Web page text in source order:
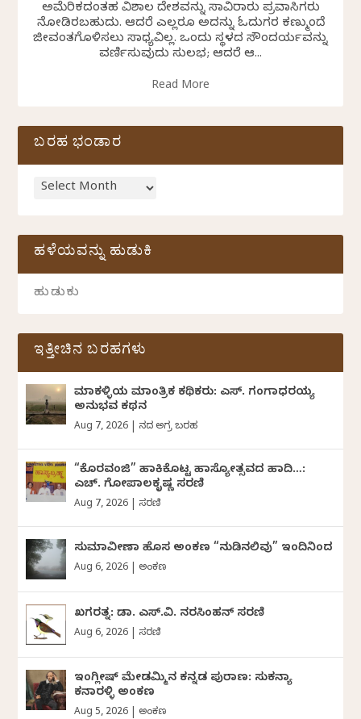
ಅಮೆರಿಕದಂತಹ ವಿಶಾಲ ದೇಶವನ್ನು ಸಾವಿರಾರು ಪ್ರವಾಸಿಗರು
ನೋಡಿರಬಹುದು. ಆದರೆ ಎಲ್ಲರೂ ಅದನ್ನು ಓದುಗರ ಕಣ್ಮುಂದೆ
ಜೀವಂತಗೊಳಿಸಲು ಸಾಧ್ಯವಿಲ್ಲ. ಒಂದು ಸ್ಥಳದ ಸೌಂದರ್ಯವನ್ನು
ವರ್ಣಿಸುವುದು ಸುಲಭ; ಆದರೆ ಆ...
Read More
ಬರಹ ಭಂಡಾರ
ಹಳೆಯವನ್ನು ಹುಡುಕಿ
ಇತ್ತೀಚಿನ ಬರಹಗಳು
ಮಾಕಳ್ಳಿಯ ಮಾಂತ್ರಿಕ ಕಥಿಕರು: ಎಸ್. ಗಂಗಾಧರಯ್ಯ
ಅನುಭವ ಕಥನ
Aug 7, 2026 ದಿನದ ಅಗ್ರ ಬರಹ
“ಕೊರವಂಜಿ” ಹಾಕಿಕೊಟ್ಟ ಹಾಸ್ಯೋತ್ಸವದ ಹಾದಿ…:
ಎಚ್. ಗೋಪಾಲಕೃಷ್ಣ ಸರಣಿ
Aug 7, 2026 ಸರಣಿ
ಸುಮಾವೀಣಾ ಹೊಸ ಅಂಕಣ “ನುಡಿನಲಿವು” ಇಂದಿನಿಂದ
Aug 6, 2026 ಅಂಕಣ
ಖಗರತ್ನ: ಡಾ. ಎಸ್.ವಿ. ನರಸಿಂಹನ್‌‌ ಸರಣಿ
Aug 6, 2026 ಸರಣಿ
ಇಂಗ್ಲೀಷ್ ಮೇಡಮ್ಮಿನ ಕನ್ನಡ ಪುರಾಣ: ಸುಕನ್ಯಾ
ಕನಾರಳ್ಳಿ ಅಂಕಣ
Aug 5, 2026 ಅಂಕಣ